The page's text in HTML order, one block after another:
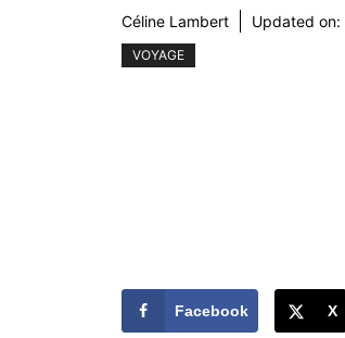
Céline Lambert Updated on:
VOYAGE
Facebook X